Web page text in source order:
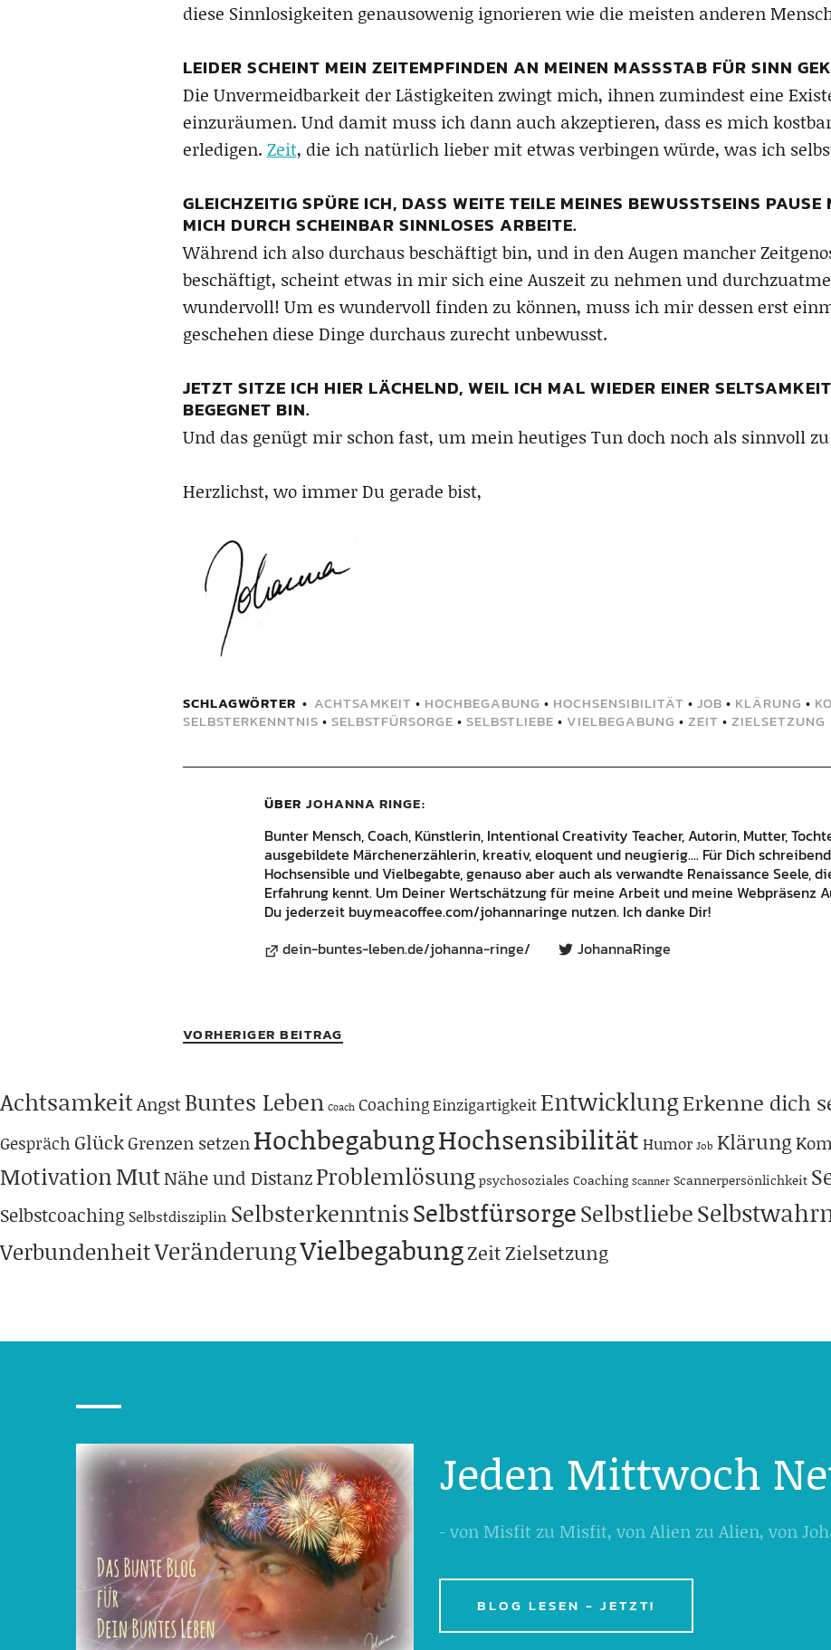
diese Sinnlosigkeiten genausowenig ignorieren wie die meisten anderen
LEIDER SCHEINT MEIN ZEITEMPFINDEN AN MEINEN MASSSTAB FÜR SINN
Die Unvermeidbarkeit der Lästigkeiten zwingt mich, ihnen zumindest eine
einzuräumen. Und damit muss ich dann auch akzeptieren, dass es mich
erledigen. Zeit, die ich natürlich lieber mit etwas verbingen würde, was ich
GLEICHZEITIG SPÜRE ICH, DASS WEITE TEILE MEINES BEWUSSTSEINS PAUSE
MICH DURCH SCHEINBAR SINNLOSES ARBEITE.
Während ich also durchaus beschäftigt bin, und in den Augen mancher
beschäftigt, scheint etwas in mir sich eine Auszeit zu nehmen und
wundervoll! Um es wundervoll finden zu können, muss ich mir dessen erst
geschehen diese Dinge durchaus zurecht unbewusst.
JETZT SITZE ICH HIER LÄCHELND, WEIL ICH MAL WIEDER EINER
BEGEGNET BIN.
Und das genügt mir schon fast, um mein heutiges Tun doch noch als sinnvoll
Herzlichst, wo immer Du gerade bist,
SCHLAGWÖRTER ACHTSAMKEIT • HOCHBEGABUNG • HOCHSENSIBILITÄT • JOB • KLÄRUNG •
SELBSTERKENNTNIS • SELBSTFÜRSORGE • SELBSTLIEBE • VIELBEGABUNG • ZEIT • ZIELSETZUNG
ÜBER JOHANNA RINGE
Bunter Mensch, Coach, Künstlerin, Intentional Creativity Teacher, Autorin, Mutter,
ausgebildete Märchenerzählerin, kreativ, eloquent und neugierig.... Für Dich
Hochsensible und Vielbegabte, genauso aber auch als verwandte Renaissance Seele,
Erfahrung kennt. Um Deiner Wertschätzung für meine Arbeit und meine Webpräsenz
Du jederzeit buymeacoffee.com/johannaringe nutzen. Ich danke Dir!
dein-buntes-leben.de/johanna-ringe/
JohannaRinge
VORHERIGER BEITRAG
AchtsamkeitAngstBuntes Leben Coach CoachingEinzigartigkeit EntwicklungErkenne dich
Gespräch GlückGrenzen setzenHochbegabungHochsensibilität Humor Job Klärung
MotivationMutNähe und DistanzProblemlösungpsychosoziales Coaching Scanner Scannerpersönlichkeit
Selbstcoaching Selbstdisziplin SelbsterkenntnisSelbstfürsorgeSelbstliebe
VerbundenheitVeränderungVielbegabungZeitZielsetzung
Jeden Mittwoch
- von Misfit zu Misfit, von Alien zu Alien, von
BLOG LESEN - JETZT!